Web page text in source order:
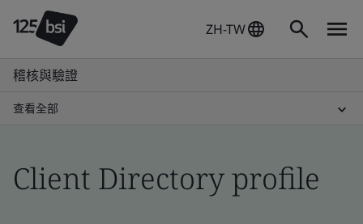
ZH-TW
稽核與驗證
查看全部
Client Directory profile